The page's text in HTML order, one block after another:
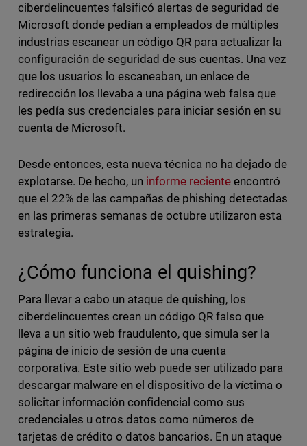
ciberdelincuentes falsificó alertas de seguridad de
Microsoft donde pedían a empleados de múltiples
industrias escanear un código QR para actualizar la
configuración de seguridad de sus cuentas. Una vez
que los usuarios lo escaneaban, un enlace de
redirección los llevaba a una página web falsa que
les pedía sus credenciales para iniciar sesión en su
cuenta de Microsoft.
Desde entonces, esta nueva técnica no ha dejado de
explotarse. De hecho, un informe reciente encontró
que el 22% de las campañas de phishing detectadas
en las primeras semanas de octubre utilizaron esta
estrategia.
¿Cómo funciona el quishing?
Para llevar a cabo un ataque de quishing, los
ciberdelincuentes crean un código QR falso que
lleva a un sitio web fraudulento, que simula ser la
página de inicio de sesión de una cuenta
corporativa. Este sitio web puede ser utilizado para
descargar malware en el dispositivo de la víctima o
solicitar información confidencial como sus
credenciales u otros datos como números de
tarjetas de crédito o datos bancarios. En un ataque